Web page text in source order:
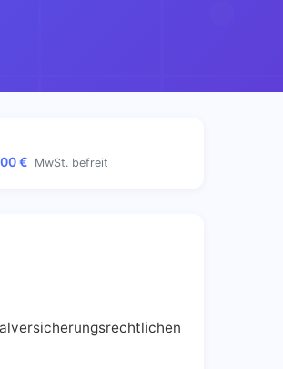
€ MwSt. befreit